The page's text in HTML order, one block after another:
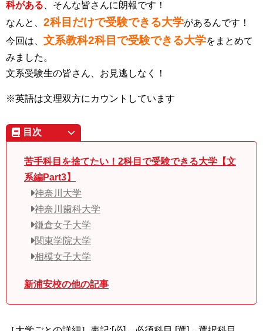
科がある 、そんな皆さんに朗報です！
なんと、 2科目だけで受験できる大学があるんです！
今回は、 文系教科2科目で受験できる大学をまとめて
みました。
文系受験生の皆さん、お見逃しなく！
※英語は文理双方にカウントしています
目次
苦手科目を捨てたい！2科目で受験できる大学【文
系編Part3】
神奈川大学
神奈川歯科大学
鎌倉女子大学
関東学院大学
相模女子大学
新浦安校の他の記事